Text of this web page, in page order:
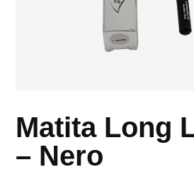
Matita Long
– Nero